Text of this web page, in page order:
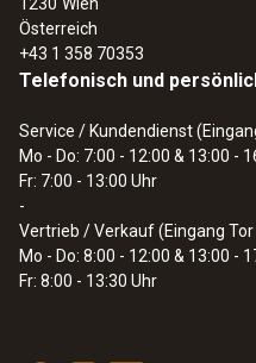
1230 Wien
Österreich
+43 1 358 70353
Telefonisch und
Service / Kundendienst
Mo - Do: 7:00 - 12:00 & 13:00 -
Fr: 7:00 - 13:00 Uhr
-
Vertrieb / Verkauf (Eingang Tor
Mo - Do: 8:00 - 12:00 & 13:00 -
Fr: 8:00 - 13:30 Uhr